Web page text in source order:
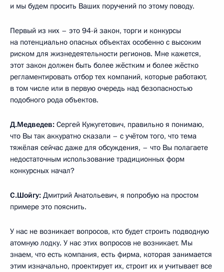
и мы будем просить Ваших поручений по этому поводу.
Первый из них – это 94-й закон, торги и конкурсы
на потенциально опасных объектах особенно с высоким
риском для жизнедеятельности регионов. Мне кажется,
этот закон должен быть более жёстким и более жёстко
регламентировать отбор тех компаний, которые работают,
в том числе или в первую очередь над безопасностью
подобного рода объектов.
Д.Медведев: Сергей Кужугетович, правильно я понимаю,
что Вы так аккуратно сказали – с учётом того, что тема
тяжёлая сейчас даже для обсуждения, – что Вы полагаете
недостаточным использование традиционных форм
конкурсных начал?
С.Шойгу: Дмитрий Анатольевич, я попробую на простом
примере это пояснить.
У нас не возникает вопросов, кто будет строить подводную
атомную лодку. У нас этих вопросов не возникает. Мы
знаем, что есть компания, есть фирма, которая занимается
этим изначально, проектирует их, строит их и учитывает все